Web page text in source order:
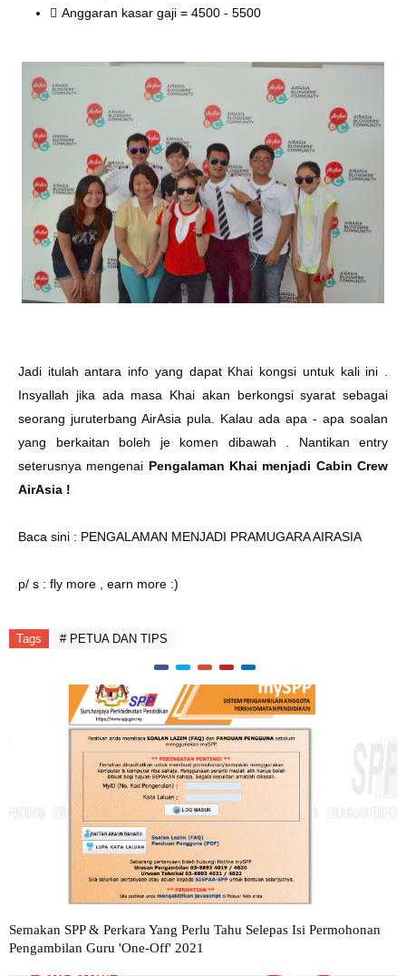
Anggaran kasar gaji = 4500 - 5500
Jadi itulah antara info yang dapat Khai kongsi untuk kali ini .
Insyallah jika ada masa Khai akan berkongsi syarat sebagai
seorang juruterbang AirAsia pula. Kalau ada apa - apa soalan
yang berkaitan boleh je komen dibawah . Nantikan entry
seterusnya mengenai Pengalaman Khai menjadi Cabin Crew
AirAsia !
Baca sini : PENGALAMAN MENJADI PRAMUGARA AIRASIA
p/ s : fly more , earn more :)
Tags # PETUA DAN TIPS
Semakan SPP & Perkara Yang Perlu Tahu Selepas Isi Permohonan
Pengambilan Guru 'One-Off' 2021